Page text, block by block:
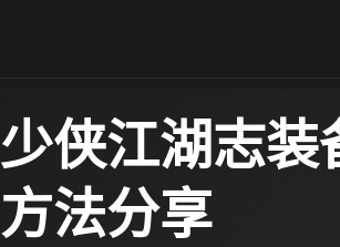
少侠江湖志装
方法分享